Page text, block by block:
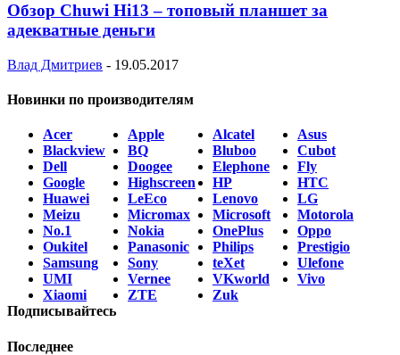
Обзор Chuwi Hi13 – топовый планшет за
адекватные деньги
Влад Дмитриев - 19.05.2017
Новинки по производителям
Acer Apple Alcatel
Asus
Blackview
BQ Bluboo
Cubot
Dell
Doogee Elephone
Fly
Google
Highscreen HP
HTC
Huawei
LeEco Lenovo
LG
Meizu
Micromax Microsoft
Motorola
No.1
Nokia OnePlus
Oppo
Oukitel
Panasonic Philips
Prestigio
Samsung
Sony teXet
Ulefone
UMI
Vernee VKworld
Vivo
Xiaomi
ZTE
Zuk
Подписывайтесь
Последнее